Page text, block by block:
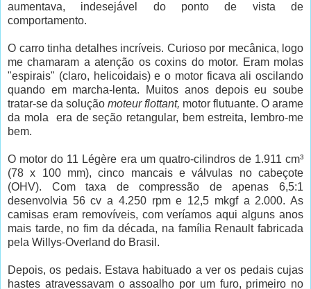
aumentava, indesejável do ponto de vista de
comportamento.
O carro tinha detalhes incríveis. Curioso por mecânica, logo
me chamaram a atenção os coxins do motor. Eram molas
"espirais" (claro, helicoidais) e o motor ficava ali oscilando
quando em marcha-lenta. Muitos anos depois eu soube
tratar-se da solução moteur flottant, motor flutuante. O arame
da mola era de seção retangular, bem estreita, lembro-me
bem.
O motor do 11 Légère era um quatro-cilindros de 1.911 cm³
(78 x 100 mm), cinco mancais e válvulas no cabeçote
(OHV). Com taxa de compressão de apenas 6,5:1
desenvolvia 56 cv a 4.250 rpm e 12,5 mkgf a 2.000. As
camisas eram removíveis, com veríamos aqui alguns anos
mais tarde, no fim da década, na família Renault fabricada
pela Willys-Overland do Brasil.
Depois, os pedais. Estava habituado a ver os pedais cujas
hastes atravessavam o assoalho por um furo, primeiro no